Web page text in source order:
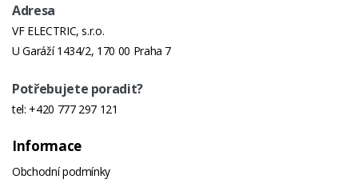
Adresa
VF ELECTRIC, s.r.o.
U Garáží 1434/2, 170 00 Praha 7
Potřebujete poradit?
tel: +420 777 297 121
Informace
Obchodní podmínky